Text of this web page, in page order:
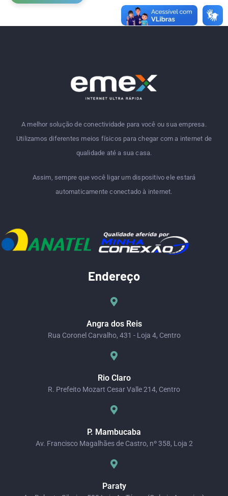
A melhor solução de conectividade para você ou sua empresa.
Utilizamos diferentes meios físicos para chegar com a internet de
qualidade até a sua casa.
Assim, sempre que você ligar um dispositivo ele estará
automaticamente conectado à internet.
Endereço
Angra dos Reis
Rua Coronel Carvalho, 431 - Loja 4, Centro
Rio Claro
R. Prefeito Mozart Cesar Valle 214, Centro
P. Mambucaba
Av. Francisco Magalhães de Castro, nº 358, Loja 2
Paraty